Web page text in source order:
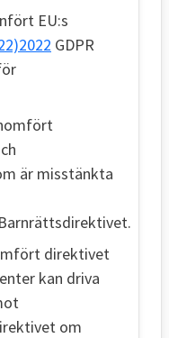
EU:s
GDPR
är misstänkta
Barnrättsdirektivet.
direktivet
kan driva
om